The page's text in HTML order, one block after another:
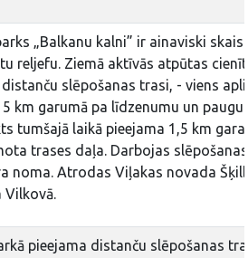
„Balkanu kalni” ir ainaviski
reljefu. Ziemā aktīvās atpūtas
distanču slēpošanas trasi, - viens
km garumā pa līdzenumu un
tumšajā laikā pieejama 1,5 km gara,
trases daļa. Darbojas slēpošanas
noma. Atrodas Viļakas novada
Vilkovā.
pieejama distanču slēpošanas